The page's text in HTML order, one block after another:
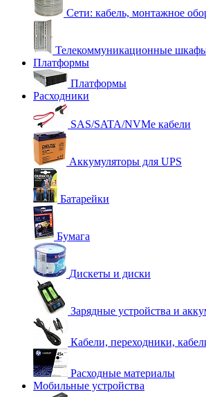
Сети: кабель, монтажное
Телекоммуникационные
Платформы
Платформы
Расходники
SAS/SATA/NVMe кабели
Аккумуляторы для UPS
Батарейки
Бумага
Дискеты и диски
Зарядные устройства и
Кабели, переходники,
Расходные материалы
Мобильные устройства